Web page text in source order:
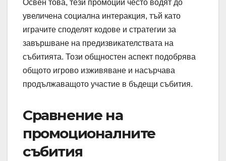
Освен това, тези промоции често водят до
увеличена социална интеракция, тъй като
играчите споделят кодове и стратегии за
завършване на предизвикателствата на
събитията. Този общностен аспект подобрява
общото игрово изживяване и насърчава
продължаващото участие в бъдещи събития.
Сравнение на
промоционалните
събития